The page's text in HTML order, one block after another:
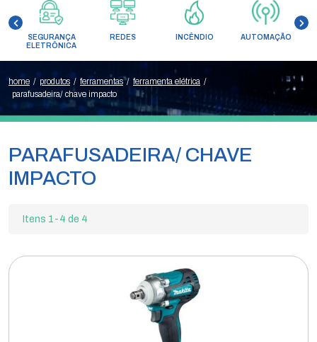
SEGURANÇA
ELETRÔNICA
REDES INCÊNDIO AUTOMAÇÃO
home / produtos / ferramentas / ferramenta elétrica /
parafusadeira/ chave impacto
PARAFUSADEIRA/ CHAVE
IMPACTO
Itens 1-4 de 4